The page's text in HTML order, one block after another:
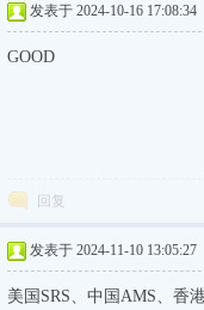
发表于 2024-10-16 17:08:34
GOOD
回复
发表于 2024-11-10 13:05:27
美国SRS、中国AMS、香